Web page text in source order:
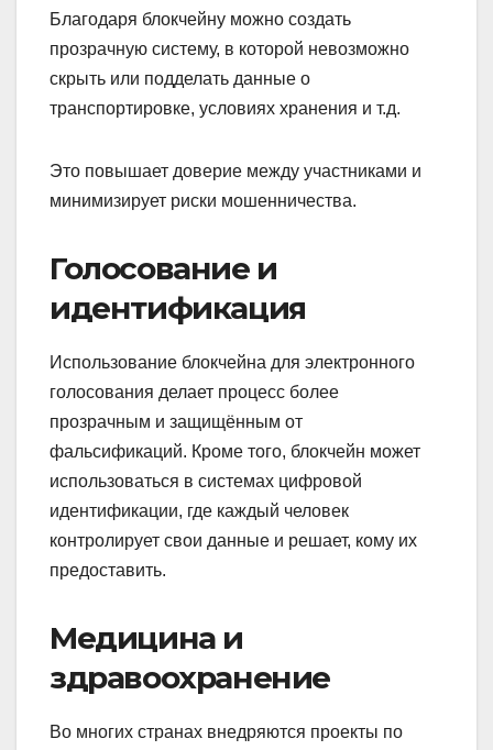
Благодаря блокчейну можно создать
прозрачную систему, в которой невозможно
скрыть или подделать данные о
транспортировке, условиях хранения и т.д.
Это повышает доверие между участниками и
минимизирует риски мошенничества.
Голосование и
идентификация
Использование блокчейна для электронного
голосования делает процесс более
прозрачным и защищённым от
фальсификаций. Кроме того, блокчейн может
использоваться в системах цифровой
идентификации, где каждый человек
контролирует свои данные и решает, кому их
предоставить.
Медицина и
здравоохранение
Во многих странах внедряются проекты по